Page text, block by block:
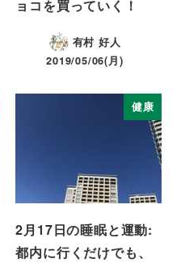
ョコを買っていく！
有村 好人
2019/05/06(月)
健康
2月17日の睡眠と運動:
都内に行くだけでも、